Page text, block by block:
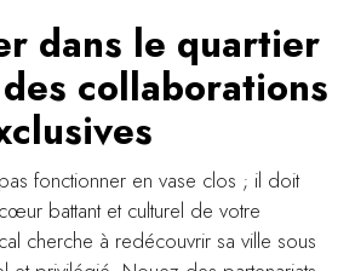
dans le quartier
collaborations
fonctionner en vase clos ; il doit
battant et culturel de votre
cherche à redécouvrir sa ville sous